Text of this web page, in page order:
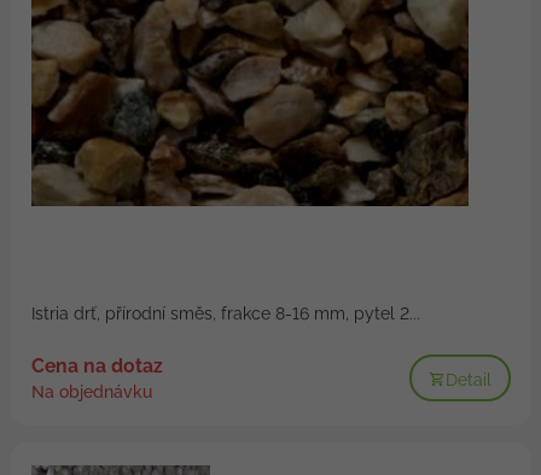
Istria drť, přírodní směs, frakce 8-16 mm, pytel 2...
Cena na dotaz
Na objednávku
Detail